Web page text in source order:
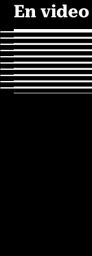
En video